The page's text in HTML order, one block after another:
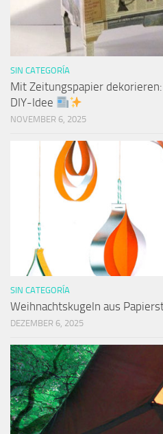
SIN CATEGORÍA
Mit Zeitungspapier
DIY-Idee
NOVEMBER 6, 2025
SIN CATEGORÍA
Weihnachtskugeln aus
DEZEMBER 6, 2025